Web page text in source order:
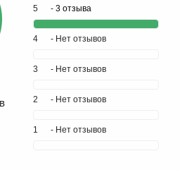
5 - 3 отзыва
4 - Нет отзывов
3 - Нет отзывов
2 - Нет отзывов
1 - Нет отзывов